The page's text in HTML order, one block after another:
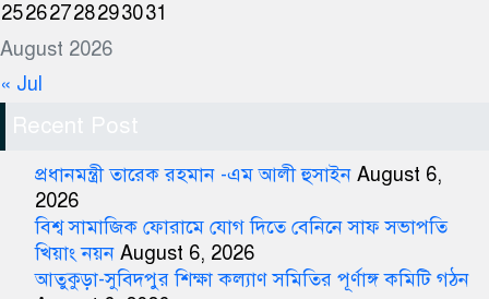
August 2026
25262728293031
« Jul
Recent Post
প্রধানমন্ত্রী তারেক রহমান -এম আলী হুসাইন August 6,
2026
বিশ্ব সামাজিক ফোরামে যোগ দিতে বেনিনে সাফ সভাপতি
খিয়াং নয়ন August 6, 2026
আতুকুড়া-সুবিদপুর শিক্ষা কল্যাণ সমিতির পূর্ণাঙ্গ কমিটি গঠন